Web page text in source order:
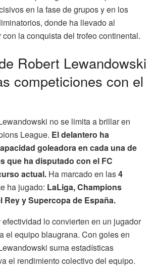
en la fase de grupos y en los
donde ha llevado al
la conquista del trofeo continental.
Robert Lewandowski
competiciones con el
no se limita a brillar en
League. El delantero ha
goleadora en cada una de
que ha disputado con el FC
actual. Ha marcado en las4
ha jugado: LaLiga, Champions
Rey y Supercopa de España.
lo convierten en un jugador
el equipo blaugrana. Con goles en
suma estadísticas
el rendimiento colectivo del equipo.